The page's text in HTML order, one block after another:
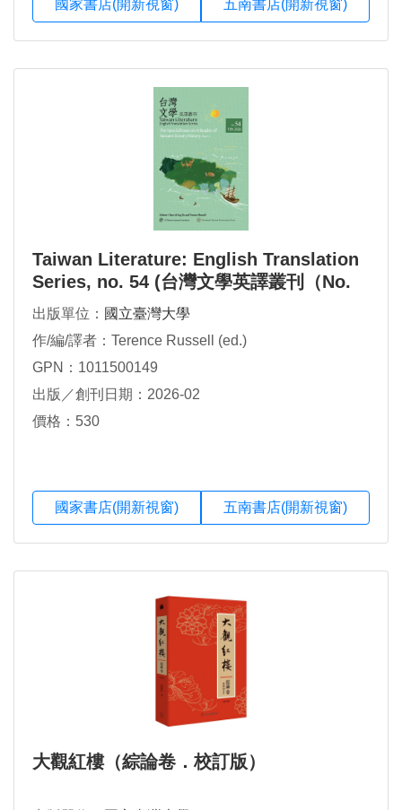
國家書店(開新視窗) 五南書店(開新視窗)
Taiwan Literature: English Translation
Series, no. 54 (台灣文學英譯叢刊（No.
54）：台灣文學史讀本專輯．上)
出版單位： 國立臺灣大學
作/編/譯者：Terence Russell (ed.)
GPN：1011500149
出版／創刊日期：2026-02
價格：530
國家書店(開新視窗) 五南書店(開新視窗)
大觀紅樓（綜論卷．校訂版）